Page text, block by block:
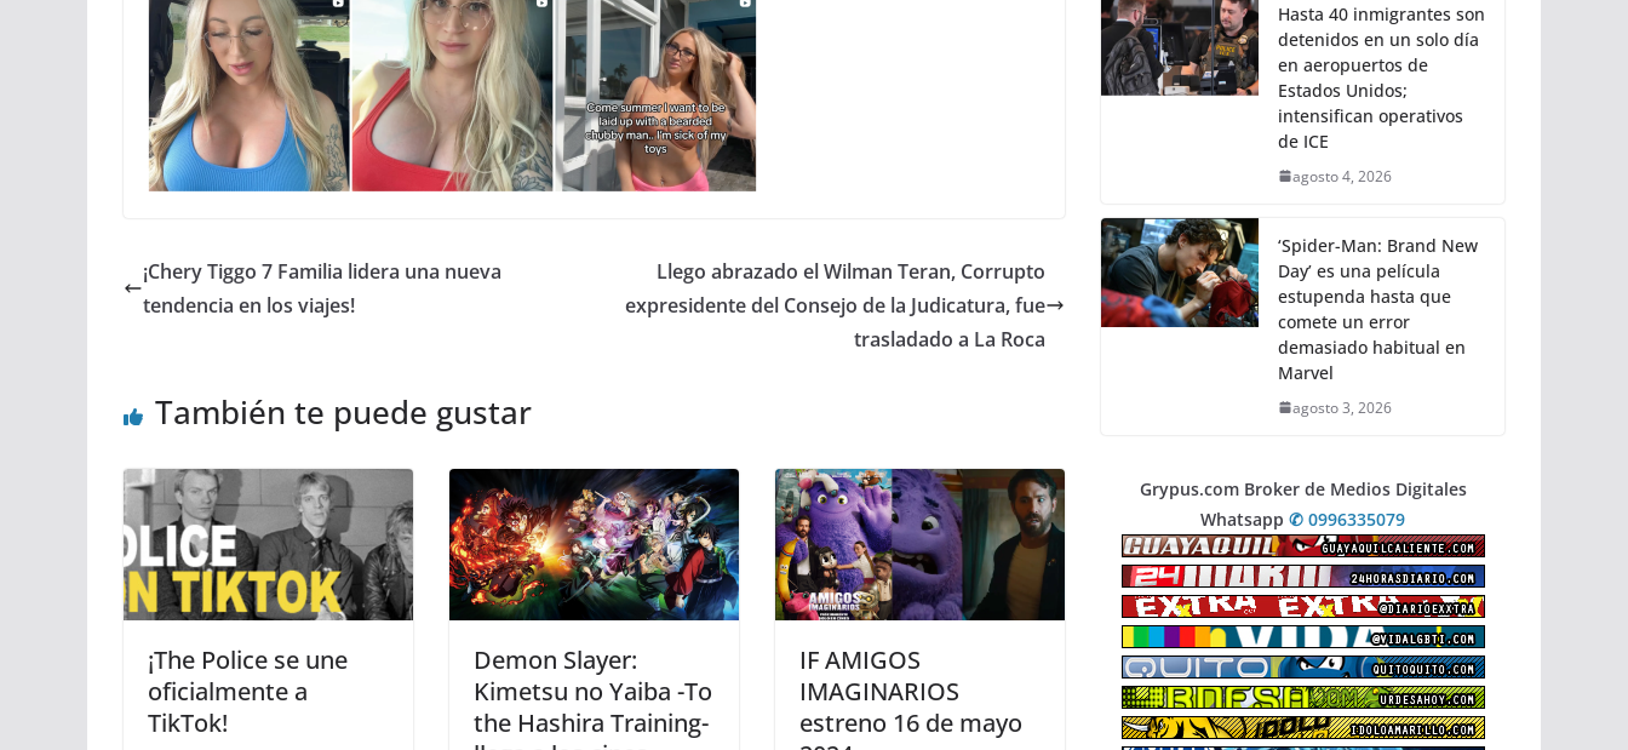
¡Chery Tiggo 7 Familia lidera una nueva
tendencia en los viajes!
Llego abrazado el Wilman Teran, Corrupto
expresidente del Consejo de la Judicatura, fue
trasladado a La Roca
También te puede gustar
¡The Police se une
oficialmente a
TikTok!
Demon Slayer:
Kimetsu no Yaiba -To
the Hashira Training-
IF AMIGOS
IMAGINARIOS
estreno 16 de mayo
Hasta 40 inmigrantes son
detenidos en un solo día
en aeropuertos de
Estados Unidos;
intensifican operativos
de ICE
agosto 4, 2026
‘Spider-Man: Brand New
Day’ es una película
estupenda hasta que
comete un error
demasiado habitual en
Marvel
agosto 3, 2026
Grypus.com Broker de Medios Digitales
Whatsapp ✆ 0996335079